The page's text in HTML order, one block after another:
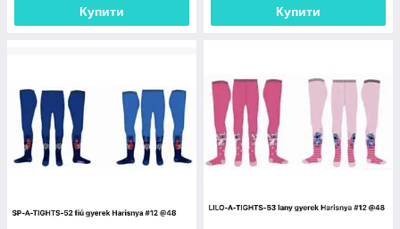
Купити Купити